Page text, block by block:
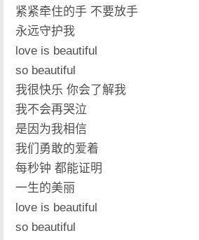
紧紧牵住的手 不要放手
永远守护我
love is beautiful
so beautiful
我很快乐 你会了解我
我不会再哭泣
是因为我相信
我们勇敢的爱着
每秒钟 都能证明
一生的美丽
love is beautiful
so beautiful